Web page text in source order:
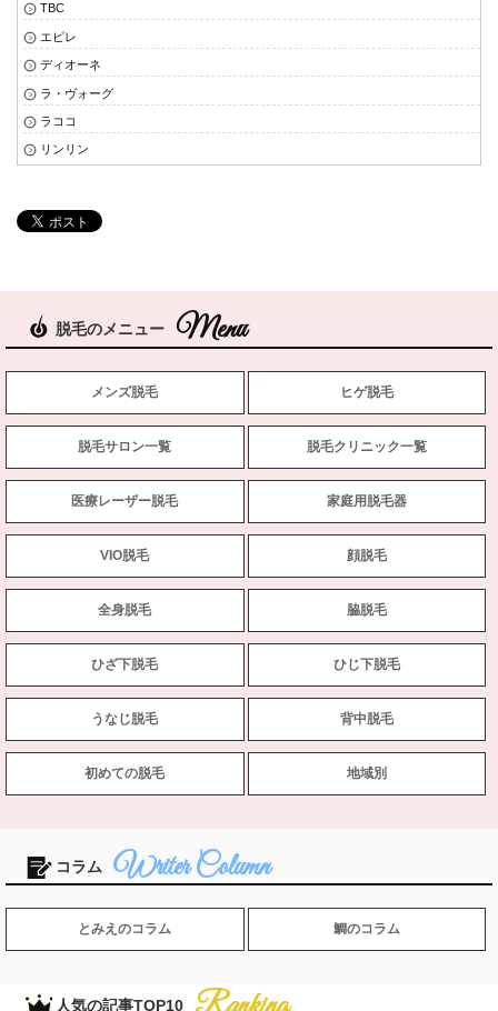
TBC
エピレ
ディオーネ
ラ・ヴォーグ
ラココ
リンリン
脱毛のメニュー
メンズ脱毛 ヒゲ脱毛
脱毛サロン一覧 脱毛クリニック一覧
医療レーザー脱毛 家庭用脱毛器
VIO脱毛 顔脱毛
全身脱毛 脇脱毛
ひざ下脱毛 ひじ下脱毛
うなじ脱毛 背中脱毛
初めての脱毛 地域別
コラム
とみえのコラム 鯛のコラム
人気の記事TOP10